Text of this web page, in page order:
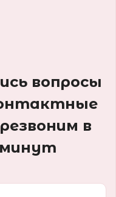
вопросы
в
минут